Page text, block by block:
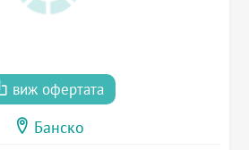
виж офертата
Банско